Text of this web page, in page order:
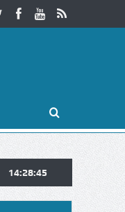
Esposende.
14:28:46